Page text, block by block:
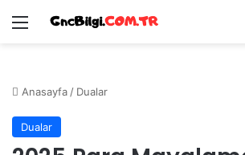
Menü
Anasayfa / Dualar
Dualar